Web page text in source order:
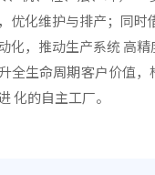
优化维护与排产；同时
化，推动生产系统 高
全生命周期客户价值，
化的自主工厂。